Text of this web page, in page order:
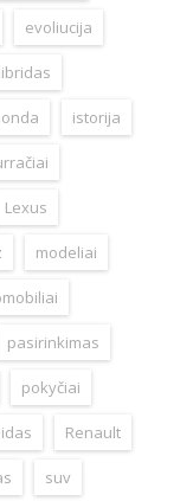
evoliucija
istorija
Lexus
modeliai
pasirinkimas
pokyčiai
Renault
suv